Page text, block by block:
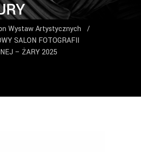
Wystaw Artystycznych
/
SALON FOTOGRAFII
– ŻARY 2025